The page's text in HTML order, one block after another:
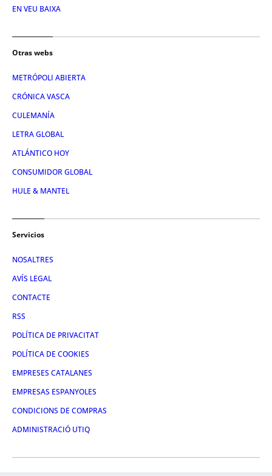
EN VEU BAIXA
Otras webs
METRÓPOLI ABIERTA
CRÓNICA VASCA
CULEMANÍA
LETRA GLOBAL
ATLÁNTICO HOY
CONSUMIDOR GLOBAL
HULE & MANTEL
Servicios
NOSALTRES
AVÍS LEGAL
CONTACTE
RSS
POLÍTICA DE PRIVACITAT
POLÍTICA DE COOKIES
EMPRESES CATALANES
EMPRESAS ESPANYOLES
CONDICIONS DE COMPRAS
ADMINISTRACIÓ UTIQ